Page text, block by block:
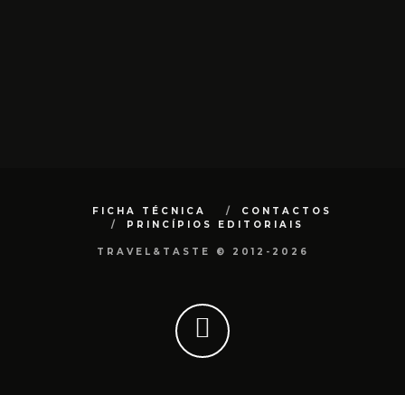
FICHA TÉCNICA
CONTACTOS
PRINCÍPIOS EDITORIAIS
TRAVEL&TASTE © 2012-2026